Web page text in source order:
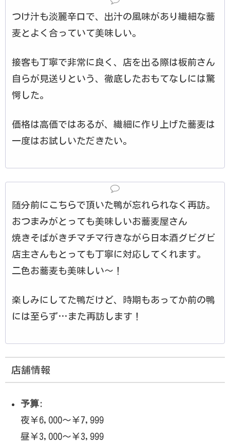
つけ汁も淡麗辛口で、出汁の風味があり繊細な蕎
麦とよく合っていて美味しい。
接客も丁寧で非常に良く、店を出る際は板前さん
自らが見送りという、徹底したおもてなしには驚
愕した。
価格は高価ではあるが、繊細に作り上げた蕎麦は
一度はお試しいただきたい。
随分前にこちらで頂いた鴨が忘れられなく再訪。
おつまみがとっても美味しいお蕎麦屋さん
焼きそばがきチマチマ行きながら日本酒グビグビ
店主さんもとっても丁寧に対応してくれます。
二色お蕎麦も美味しい〜！
楽しみにしてた鴨だけど、時期もあってか前の鴨
には至らず…また再訪します！
店舗情報
予算:
夜￥6,000～￥7,999
昼￥3,000～￥3,999